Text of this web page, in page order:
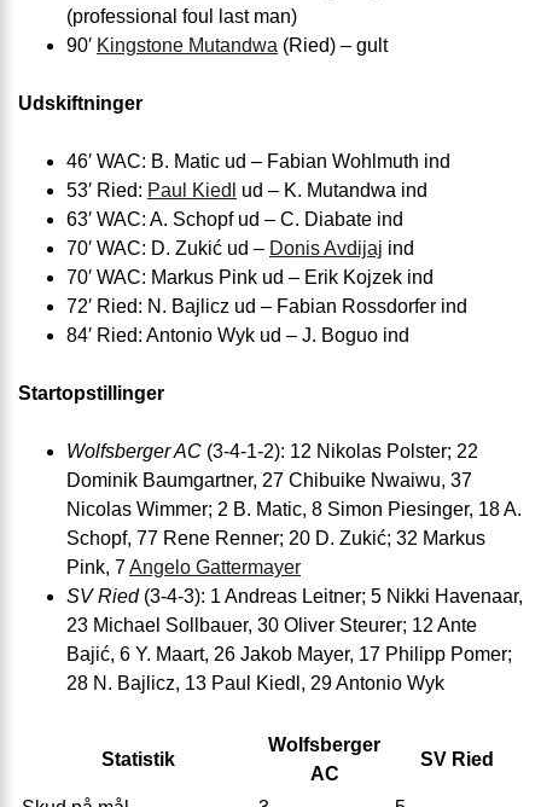
(professional foul last man)
90′ Kingstone Mutandwa (Ried) – gult
Udskiftninger
46′ WAC: B. Matic ud – Fabian Wohlmuth ind
53′ Ried: Paul Kiedl
ud – K. Mutandwa ind
63′ WAC: A. Schopf ud – C. Diabate ind
70′ WAC: D. Zukić ud – Donis Avdijaj ind
70′ WAC: Markus Pink ud – Erik Kojzek ind
72′ Ried: N. Bajlicz ud – Fabian Rossdorfer ind
84′ Ried: Antonio Wyk ud – J. Boguo ind
Startopstillinger
Wolfsberger AC (3-4-1-2): 12 Nikolas Polster; 22
Dominik Baumgartner, 27 Chibuike Nwaiwu, 37
Nicolas Wimmer; 2 B. Matic, 8 Simon Piesinger, 18 A.
Schopf, 77 Rene Renner; 20 D. Zukić; 32 Markus
Pink, 7Angelo Gattermayer
SV Ried(3-4-3): 1 Andreas Leitner; 5 Nikki Havenaar,
23 Michael Sollbauer, 30 Oliver Steurer; 12 Ante
Bajić, 6 Y. Maart, 26 Jakob Mayer, 17 Philipp Pomer;
28 N. Bajlicz, 13 Paul Kiedl, 29 Antonio Wyk
Statistik
Wolfsberger
AC
SV Ried